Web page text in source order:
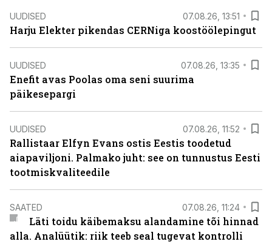
UUDISED 07.08.26, 13:51
Harju Elekter pikendas CERNiga koostöölepingut
UUDISED 07.08.26, 13:35
Enefit avas Poolas oma seni suurima
päikesepargi
UUDISED 07.08.26, 11:52
Rallistaar Elfyn Evans ostis Eestis toodetud
aiapaviljoni. Palmako juht: see on tunnustus Eesti
tootmiskvaliteedile
SAATED 07.08.26, 11:24
Läti toidu käibemaksu alandamine tõi hinnad
alla. Analüütik: riik teeb seal tugevat kontrolli